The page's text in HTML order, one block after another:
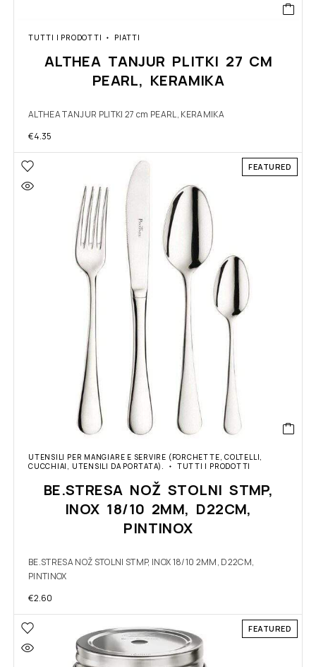
TUTTI I PRODOTTI PIATTI
ALTHEA TANJUR PLITKI 27 CM
PEARL, KERAMIKA
ALTHEA TANJUR PLITKI 27 cm PEARL, KERAMIKA
€4.35
FEATURED
UTENSILI PER MANGIARE E SERVIRE (FORCHETTE, COLTELLI,
CUCCHIAI, UTENSILI DA PORTATA).
TUTTI I PRODOTTI
BE.STRESA NOŽ STOLNI STMP,
INOX 18/10 2MM, D22CM,
PINTINOX
BE.STRESA NOŽ STOLNI STMP, INOX 18/10 2MM, D22CM,
PINTINOX
€2.60
FEATURED